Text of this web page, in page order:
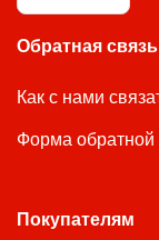
Обратная связь
Как с нами
Форма обратной
Покупателям